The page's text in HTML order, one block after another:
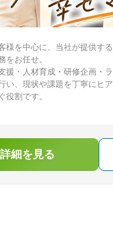
様を中心に、当社が提供す
をお任せ。
援・人材育成・研修企画・
い、現状や課題を丁寧にヒ
役割です。
細を見る